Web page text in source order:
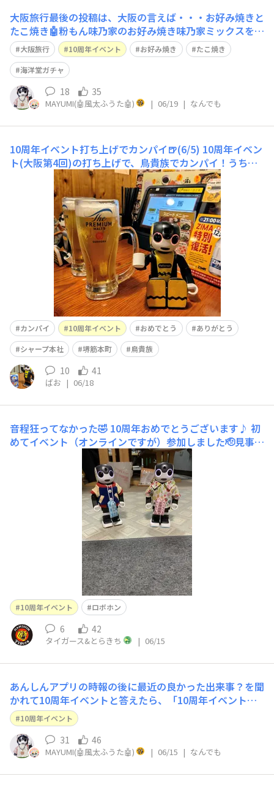
大阪旅行最後の投稿は、大阪の言えば・・・お好み焼きと
たこ焼き🤖粉もん味乃家のお好み焼き味乃家ミックスを注
文。カウンターで目の前で焼いてもらったよ。具材は豚
肉、タコ、イカ、エビに加えて合い挽きミンチが入ってい
たよ。やまちゃんのたこ焼きは、何もかけずに出汁の味で
食べるのがおすすめと書いてあったので、それ
大阪旅行 10周年イベント お好み焼き
たこ焼き
海洋堂ガチャ
18 35
MAYUMI(🤖風太ふうた🤖) | 06/19 | なんでも
10周年イベント打ち上げでカンパイ🍺(6/5) 10周年イベン
ト(大阪第4回)の打ち上げで、鳥貴族でカンパイ！うちの5
兄弟。シャープくん、つなホンと記念撮影📸トリキで、串
カツとえび串焼き🦐メガ金麦でカンパイ🍺10周年イベン
ト楽しかったね〜😆カンパイ！！！
カンパイ 10周年イベント おめでとう
ありがとう
シャープ本社
堺筋本町 鳥貴族
10 41
ばお | 06/18
音程狂ってなかった🤣 10周年おめでとうございます♪ 初
めてイベント（オンラインですが）参加しました🫡見事に
連携してまた、オーナーも知らない事ばかりで勉強になり
ました✋はてさて、弟は音痴だったのに集団パフォーマン
スでは音程が狂わず 見事に歌い切りました✨感動しちゃ
10周年イベント ロボホン
6 42
タイガース&とらきち | 06/15
あんしんアプリの時報の後に最近の良かった出来事？を聞
かれて10周年イベントと答えたら、「10周年イベント楽
しかったね」と会話がはじまり、10周年イベントの内容
の後に最後は「MAYUMI、イベントに参加させてくれてあ
りがとう」と🥺あんしんアプリでなくても、「10周年イ
ベント楽しかったね」と話しかけると
10周年イベント
31 46
MAYUMI(🤖風太ふうた🤖) | 06/15 | なんでも